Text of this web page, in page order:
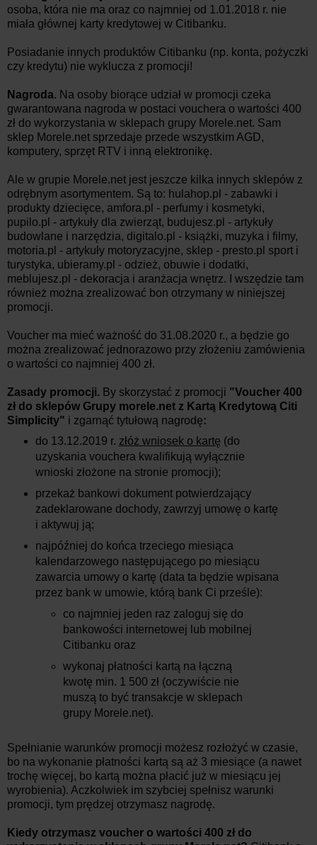
osoba, która nie ma oraz co najmniej od 1.01.2018 r. nie
miała głównej karty kredytowej w Citibanku.
Posiadanie innych produktów Citibanku (np. konta, pożyczki
czy kredytu) nie wyklucza z promocji!
Nagroda. Na osoby biorące udział w promocji czeka
gwarantowana nagroda w postaci vouchera o wartości 400
zł do wykorzystania w sklepach grupy Morele.net. Sam
sklep Morele.net sprzedaje przede wszystkim AGD,
komputery, sprzęt RTV i inną elektronikę.
Ale w grupie Morele.net jest jeszcze kilka innych sklepów z
odrębnym asortymentem. Są to: hulahop.pl - zabawki i
produkty dziecięce, amfora.pl - perfumy i kosmetyki,
pupilo.pl - artykuły dla zwierząt, budujesz.pl - artykuły
budowlane i narzędzia, digitalo.pl - książki, muzyka i filmy,
motoria.pl - artykuły motoryzacyjne, sklep - presto.pl sport i
turystyka, ubieramy.pl - odzież, obuwie i dodatki,
meblujesz.pl - dekoracja i aranżacja wnętrz. I wszędzie tam
również można zrealizować bon otrzymany w niniejszej
promocji.
Voucher ma mieć ważność do 31.08.2020 r., a będzie go
można zrealizować jednorazowo przy złożeniu zamówienia
o wartości co najmniej 400 zł.
Zasady promocji. By skorzystać z promocji "Voucher 400
zł do sklepów Grupy morele.net z Kartą Kredytową Citi
Simplicity" i zgarnąć tytułową nagrodę:
do 13.12.2019 r. złóż wniosek o kartę (do
uzyskania vouchera kwalifikują wyłącznie
wnioski złożone na stronie promocji);
przekaż bankowi dokument potwierdzający
zadeklarowane dochody, zawrzyj umowę o kartę
i aktywuj ją;
najpóźniej do końca trzeciego miesiąca
kalendarzowego następującego po miesiącu
zawarcia umowy o kartę (data ta będzie wpisana
przez bank w umowie, którą bank Ci prześle):
co najmniej jeden raz zaloguj się do
bankowości internetowej lub mobilnej
Citibanku oraz
wykonaj płatności kartą na łączną
kwotę min. 1 500 zł (oczywiście nie
muszą to być transakcje w sklepach
grupy Morele.net).
Spełnianie warunków promocji możesz rozłożyć w czasie,
bo na wykonanie płatności kartą są aż 3 miesiące (a nawet
trochę więcej, bo kartą można płacić już w miesiącu jej
wyrobienia). Aczkolwiek im szybciej spełnisz warunki
promocji, tym prędzej otrzymasz nagrodę.
Kiedy otrzymasz voucher o wartości 400 zł do